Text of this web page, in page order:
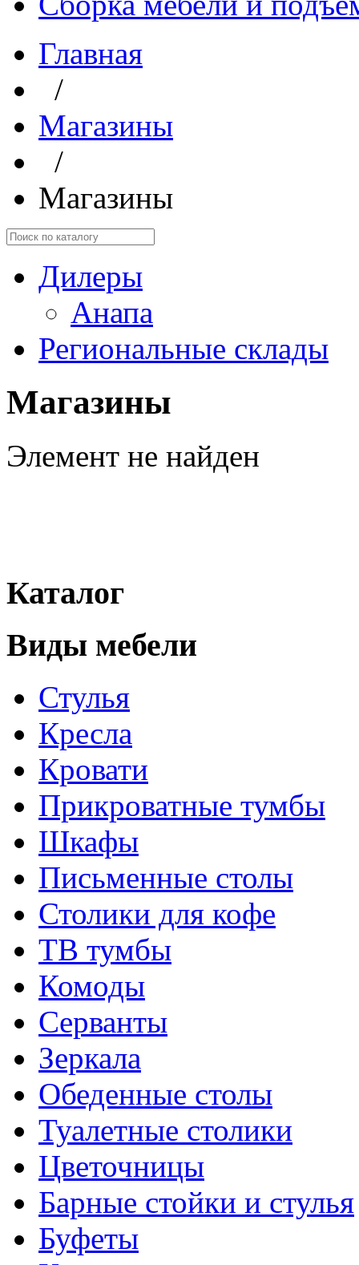
Главная
/
Магазины
/
Магазины
Дилеры
Анапа
Региональные склады
Магазины
Элемент не найден
Каталог
Виды мебели
Стулья
Кресла
Кровати
Прикроватные тумбы
Шкафы
Письменные столы
Столики для кофе
ТВ тумбы
Комоды
Серванты
Зеркала
Обеденные столы
Туалетные столики
Цветочницы
Барные стойки и стулья
Буфеты